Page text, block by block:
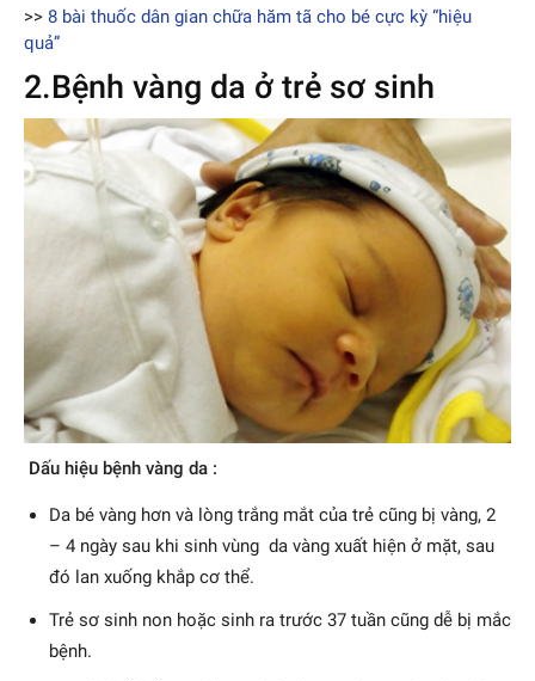
>> 8 bài thuốc dân gian chữa hăm tã cho bé cực kỳ “hiệu
quả”
2.Bệnh vàng da ở trẻ sơ sinh
Dấu hiệu bệnh vàng da :
Da bé vàng hơn và lòng trắng mắt của trẻ cũng bị vàng, 2
– 4 ngày sau khi sinh vùng da vàng xuất hiện ở mặt, sau
đó lan xuống khắp cơ thể.
Trẻ sơ sinh non hoặc sinh ra trước 37 tuần cũng dễ bị mắc
bệnh.